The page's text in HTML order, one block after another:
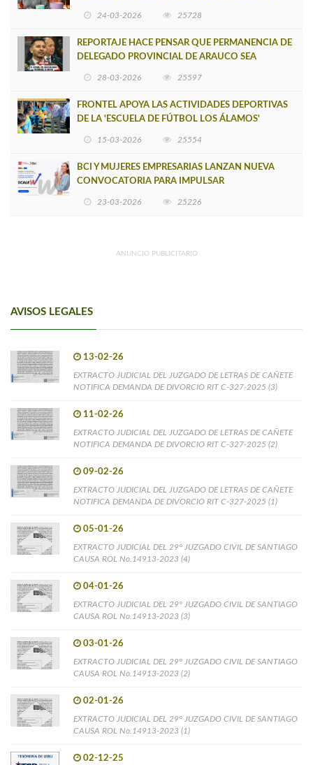
24-03-2026 25728
REPORTAJE HACE PENSAR QUE PERMANENCIA DE
DELEGADO PROVINCIAL DE ARAUCO SEA
28-03-2026 25597
FRONTEL APOYA LAS ACTIVIDADES DEPORTIVAS
DE LA 'ESCUELA DE FÚTBOL LOS ÁLAMOS'
15-03-2026 25554
BCI Y MUJERES EMPRESARIAS LANZAN NUEVA
CONVOCATORIA PARA IMPULSAR
23-03-2026 25226
ANUNCIO PUBLICITARIO
AVISOS LEGALES
13-02-26
EXTRACTO JUDICIAL DEL JUZGADO DE LETRAS DE CAÑETE
NOTIFICA DEMANDA DE DIVORCIO RIT C-327-2025 (3)
11-02-26
EXTRACTO JUDICIAL DEL JUZGADO DE LETRAS DE CAÑETE
NOTIFICA DEMANDA DE DIVORCIO RIT C-327-2025 (2)
09-02-26
EXTRACTO JUDICIAL DEL JUZGADO DE LETRAS DE CAÑETE
NOTIFICA DEMANDA DE DIVORCIO RIT C-327-2025 (1)
05-01-26
EXTRACTO JUDICIAL DEL 29° JUZGADO CIVIL DE SANTIAGO
CAUSA ROL No.14913-2023 (4)
04-01-26
EXTRACTO JUDICIAL DEL 29° JUZGADO CIVIL DE SANTIAGO
CAUSA ROL No.14913-2023 (3)
03-01-26
EXTRACTO JUDICIAL DEL 29° JUZGADO CIVIL DE SANTIAGO
CAUSA ROL No.14913-2023 (2)
02-01-26
EXTRACTO JUDICIAL DEL 29° JUZGADO CIVIL DE SANTIAGO
CAUSA ROL No.14913-2023 (1)
02-12-25